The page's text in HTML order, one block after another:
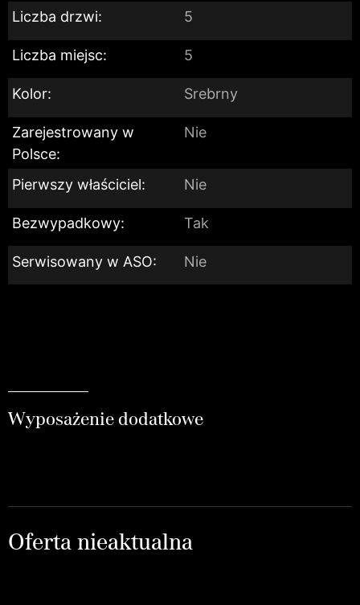
Liczba drzwi: 5
Liczba miejsc: 5
Kolor: Srebrny
Zarejestrowany w
Polsce:
Nie
Pierwszy właściciel: Nie
Bezwypadkowy: Tak
Serwisowany w ASO: Nie
Wyposażenie dodatkowe
Oferta nieaktualna